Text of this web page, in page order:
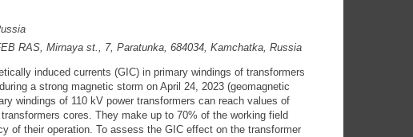
RAS, Mirnaya st., 7, Paratunka, 684034, Kamchatka, Russia
induced currents (GIC) in primary windings of transformers
a strong magnetic storm on April 24, 2023 (geomagnetic
windings of 110 kV power transformers can reach values of
cores. They make up to 70% of the working field
of their operation. To assess the GIC effect on the transformer